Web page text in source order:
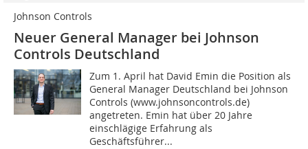
Johnson Controls
Neuer General Manager bei Johnson
Controls Deutschland
Zum 1. April hat David Emin die Position als
General Manager Deutschland bei Johnson
Controls (www.johnsoncontrols.de)
angetreten. Emin hat über 20 Jahre
einschlägige Erfahrung als
Geschäftsführer...